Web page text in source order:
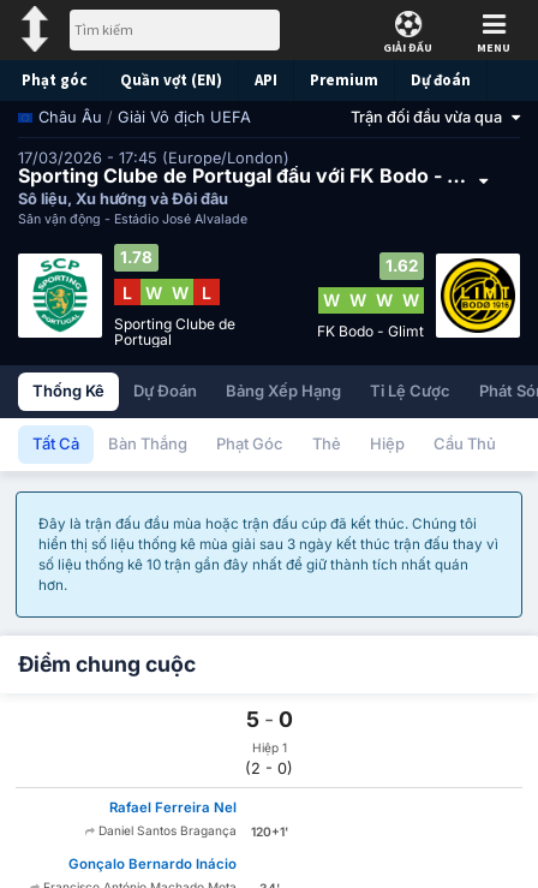
GIẢI ĐẤU MENU
Phạt góc Quần vợt (EN) API Premium Dự đoán
Châu Âu / Giải Vô địch UEFA Trận đối đầu vừa qua
17/03/2026 - 17:45 (Europe/London)
Sporting Clube de Portugal đấu với FK Bodo - Glimt
Số liệu, Xu hướng và Đối đầu
Sân vận động - Estádio José Alvalade
1.78
L W W L
Sporting Clube de
Portugal
1.62
W W W W
FK Bodo - Glimt
Thống Kê Dự Đoán Bảng Xếp Hạng Tỉ Lệ Cược Phát
Tất Cả Bàn Thắng Phạt Góc Thẻ Hiệp Cầu Thủ
Đây là trận đấu đầu mùa hoặc trận đấu cúp đã kết thúc. Chúng tôi
hiển thị số liệu thống kê mùa giải sau 3 ngày kết thúc trận đấu thay vì
số liệu thống kê 10 trận gần đây nhất để giữ thành tích nhất quán
hơn.
Điểm chung cuộc
5 - 0
Hiệp 1
(2 - 0)
Rafael Ferreira Nel
Daniel Santos Bragança 120+1'
Gonçalo Bernardo Inácio